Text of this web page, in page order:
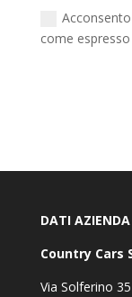
come
DATI AZIENDA
Country Cars
Via Solferino